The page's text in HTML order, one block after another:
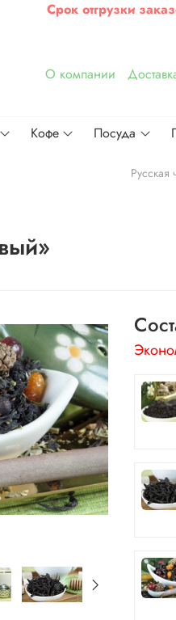
Срок отгрузки
О компании
Кофе Посуда
Русская